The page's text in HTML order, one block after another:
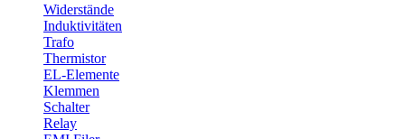
Widerstände
Induktivitäten
Trafo
Thermistor
EL-Elemente
Klemmen
Schalter
Relay